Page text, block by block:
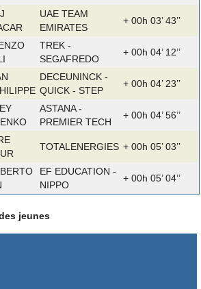
UAE TEAM
EMIRATES
+ 00h 03’ 43’’
TREK -
SEGAFREDO
+ 00h 04’ 12’’
DECEUNINCK -
QUICK - STEP
+ 00h 04’ 23’’
ASTANA -
PREMIER TECH
+ 00h 04’ 56’’
TOTALENERGIES + 00h 05’ 03’’
EF EDUCATION -
NIPPO
+ 00h 05’ 04’’
jeunes